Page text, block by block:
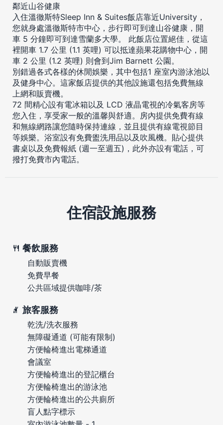
鄰近山谷健康
入住溫徹斯特Sleep Inn & Suites飯店靠近University，
您就身處溫徹斯特市中心，步行即可到達山谷健康，開
車 5 分鐘即可到達雪蘭多大學。 此飯店位置絕佳，從這
裡開車 1.7 公里 (1.1 英哩) 可以抵達蘋果花購物中心，開
車 2 公里 (1.2 英哩) 則會到Jim Barnett 公園。
別錯過各式各樣的休閒娛樂，其中包括1 座室內游泳池以
及健身中心。這家飯店提供的其他設施還包括免費無線
上網和販賣機。
72 間精心設有電冰箱以及 LCD 液晶電視的冷氣客房等
您入住，享受家一般的溫馨與舒適。房內提供免費有線
和無線網路讓您隨時保持連線，並且提供有線電視節目
等娛樂。浴室設有免費盥洗用品以及吹風機。貼心提供
書桌以及免費報紙 (週一至週五)，此外亦設有電話，可
撥打免費市內電話。
住宿設施服務
餐飲服務
自動販賣機
免費早餐
公共區域提供咖啡/茶
旅客服務
乾洗/洗衣服務
無障礙通道 (可能有限制)
方便輪椅進出電梯通道
會議室
方便輪椅進出的登記櫃台
方便輪椅進出的游泳池
方便輪椅進出的公共廁所
盲人點字標示